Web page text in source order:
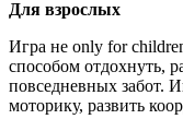
Для взрослых
Игра не only for
способом отдохнуть,
повседневных забот.
моторику, развить